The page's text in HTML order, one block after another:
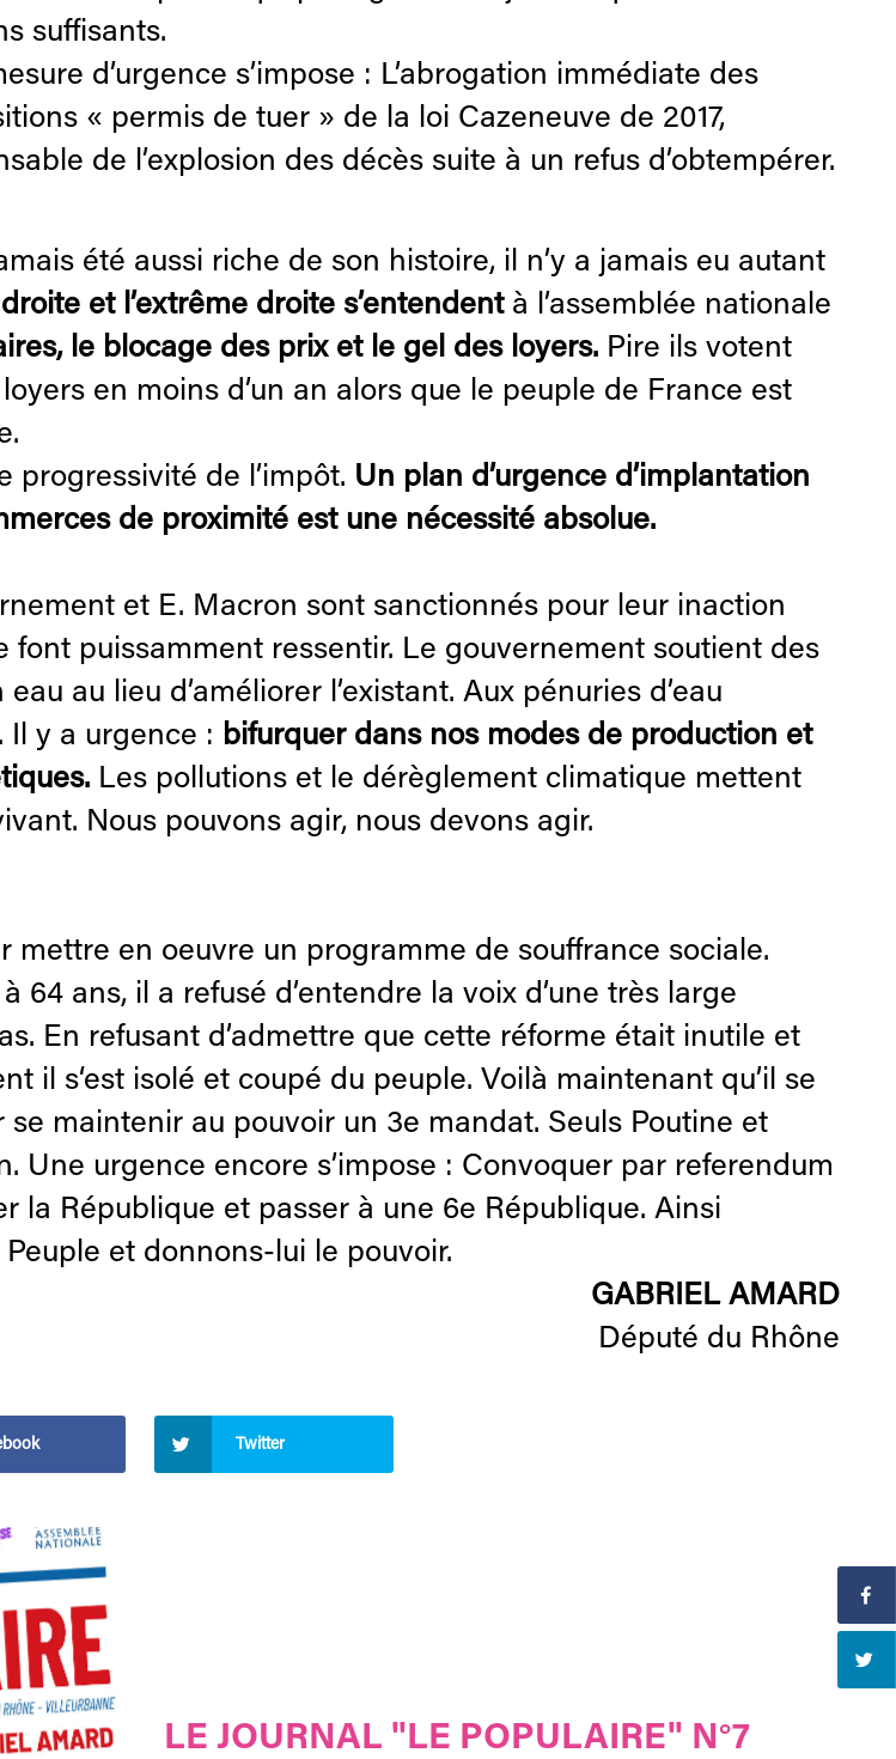
suffisants.
d’urgence s’impose : L’abrogation immédiate des
« permis de tuer » de la loi Cazeneuve de 2017,
de l’explosion des décès suite à un refus d’obtempérer.
été aussi riche de son histoire, il n’y a jamais eu autant
et l’extrême droite s’entendentà l’assemblée nationale
le blocage des prix et le gel des loyers. Pire ils votent
en moins d’un an alors que le peuple de France est
progressivité de l’impôt. Un plan d’urgence d’implantation
de proximité est une nécessité absolue.
et E. Macron sont sanctionnés pour leur inaction
font puissamment ressentir. Le gouvernement soutient des
au lieu d’améliorer l’existant. Aux pénuries d’eau
Il y a urgence : bifurquer dans nos modes de production et
Les pollutions et le dérèglement climatique mettent
Nous pouvons agir, nous devons agir.
mettre en oeuvre un programme de souffrance sociale.
ans, il a refusé d’entendre la voix d’une très large
En refusant d’admettre que cette réforme était inutile et
il s‘est isolé et coupé du peuple. Voilà maintenant qu’il se
maintenir au pouvoir un 3e mandat. Seuls Poutine et
Une urgence encore s’impose : Convoquer par referendum
la République et passer à une 6e République. Ainsi
et donnons-lui le pouvoir.
GABRIEL AMARD
Député du Rhône
Twitter
LE JOURNAL "LE POPULAIRE" N°7